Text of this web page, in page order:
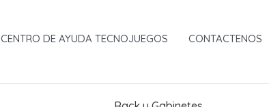
CENTRO DE AYUDA TECNOJUEGOS CONTACTENOS